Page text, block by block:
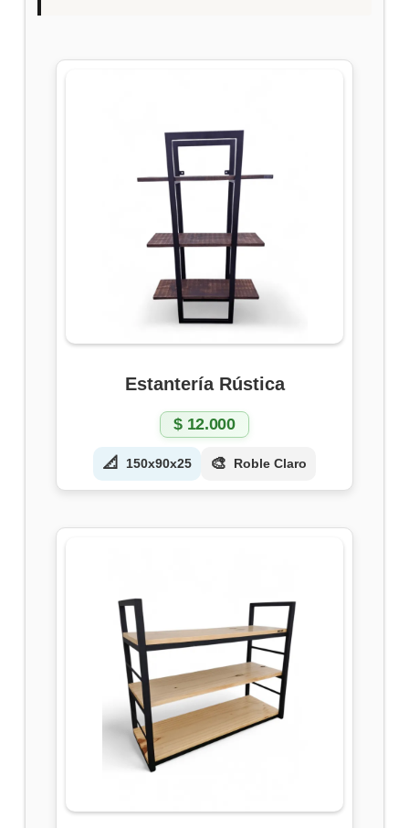
Estantería Rústica
📐 150x90x25 🎨 Roble Claro
$12.000